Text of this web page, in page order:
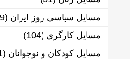
مسایل سیاسی روز ایران (199)
مسایل کارگری (104)
مسایل کودکان و نوجوانان (11)